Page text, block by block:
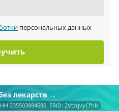
персональных данных
лекарств
235503884590. ERID: 2VtzqvyCfhb